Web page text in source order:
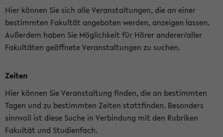
Hier können Sie sich alle Veranstaltungen, die an einer
bestimmten Fakultät angeboten werden, anzeigen lassen.
Außerdem haben Sie Möglichkeit für Hörer anderer/aller
Fakultäten geöffnete Veranstaltungen zu suchen.
Zeiten
Hier können Sie Veranstaltung finden, die an bestimmten
Tagen und zu bestimmten Zeiten stattfinden. Besonders
sinnvoll ist diese Suche in Verbindung mit den Rubriken
Fakultät und Studienfach.